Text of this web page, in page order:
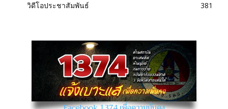
วิดีโอประชาสัมพันธ์
381